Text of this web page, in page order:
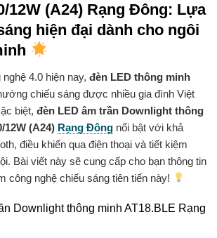
12W (A24) Rạng Đông: Lựa
hiện đại dành cho ngôi
4.0 hiện nay, đèn LED thông minh
chiếu sáng được nhiều gia đình Việt
biệt, đèn LED âm trần Downlight thông
12W (A24) Rạng Đông nổi bật với khả
điều khiển qua điện thoại và tiết kiệm
Bài viết này sẽ cung cấp cho bạn thông tin
công nghệ chiếu sáng tiên tiến này!